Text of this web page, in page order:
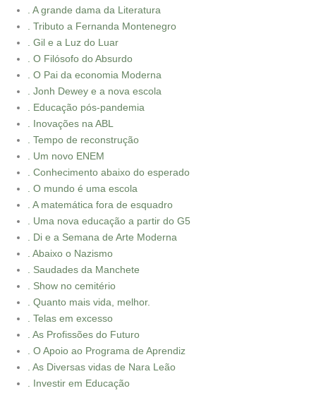
. A grande dama da Literatura
. Tributo a Fernanda Montenegro
. Gil e a Luz do Luar
. O Filósofo do Absurdo
. O Pai da economia Moderna
. Jonh Dewey e a nova escola
. Educação pós-pandemia
. Inovações na ABL
. Tempo de reconstrução
. Um novo ENEM
. Conhecimento abaixo do esperado
. O mundo é uma escola
. A matemática fora de esquadro
. Uma nova educação a partir do G5
. Di e a Semana de Arte Moderna
. Abaixo o Nazismo
. Saudades da Manchete
. Show no cemitério
. Quanto mais vida, melhor.
. Telas em excesso
. As Profissões do Futuro
. O Apoio ao Programa de Aprendiz
. As Diversas vidas de Nara Leão
. Investir em Educação